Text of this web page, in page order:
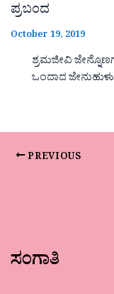
ಪ್ರಬಂದ
October 19, 2019
ಶ್ರಮಜೀವಿ
ಒಂದಾದ
PREVIOUS
ಸಂಗಾತಿ